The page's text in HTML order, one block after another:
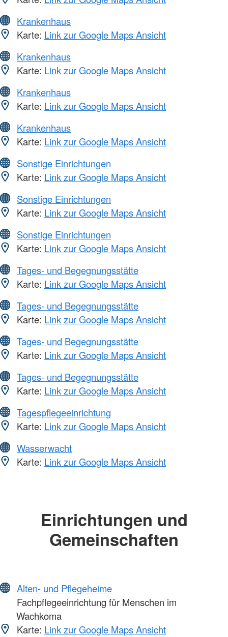
Krankenhaus
Karte: Link zur Google Maps Ansicht
Krankenhaus
Karte: Link zur Google Maps Ansicht
Krankenhaus
Karte: Link zur Google Maps Ansicht
Krankenhaus
Karte: Link zur Google Maps Ansicht
Sonstige Einrichtungen
Karte: Link zur Google Maps Ansicht
Sonstige Einrichtungen
Karte: Link zur Google Maps Ansicht
Sonstige Einrichtungen
Karte: Link zur Google Maps Ansicht
Tages- und Begegnungsstätte
Karte: Link zur Google Maps Ansicht
Tages- und Begegnungsstätte
Karte: Link zur Google Maps Ansicht
Tages- und Begegnungsstätte
Karte: Link zur Google Maps Ansicht
Tages- und Begegnungsstätte
Karte: Link zur Google Maps Ansicht
Tagespflegeeinrichtung
Karte: Link zur Google Maps Ansicht
Wasserwacht
Karte: Link zur Google Maps Ansicht
Einrichtungen und
Gemeinschaften
Alten- und Pflegeheime
Fachpflegeeinrichtung für Menschen im
Wachkoma
Karte: Link zur Google Maps Ansicht